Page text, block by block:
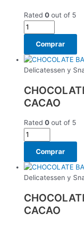
Rated 0 out of 5
Comprar
Delicatessen y
CACAO
Rated 0 out of 5
Comprar
Delicatessen y
CACAO